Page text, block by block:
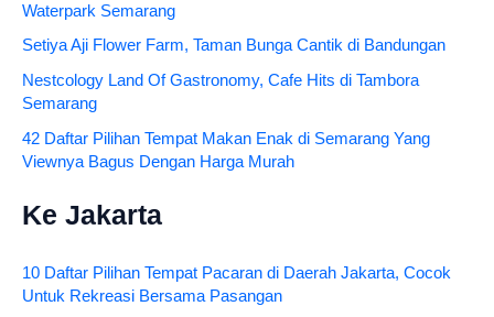
Waterpark Semarang
Setiya Aji Flower Farm, Taman Bunga Cantik di Bandungan
Nestcology Land Of Gastronomy, Cafe Hits di Tambora
Semarang
42 Daftar Pilihan Tempat Makan Enak di Semarang Yang
Viewnya Bagus Dengan Harga Murah
Ke Jakarta
10 Daftar Pilihan Tempat Pacaran di Daerah Jakarta, Cocok
Untuk Rekreasi Bersama Pasangan